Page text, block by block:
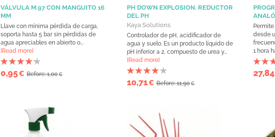
VÁLVULA M.97 CON MANGUITO 16
MM
Llave con mínima pérdida de carga,
soporta hasta 5 bar sin pérdidas de
agua apreciables en abierto o...
[Read more]
0,95€ Before: 1,00€
PH DOWN EXPLOSION. REDUCTOR
DEL PH
Kaya Solutions
Controlador de pH, acidificador de
agua y suelo. Es un producto líquido de
pH inferior a 2, compuesto de urea y...
[Read more]
10,71€ Before: 11,90€
desde
1 hora
27,84